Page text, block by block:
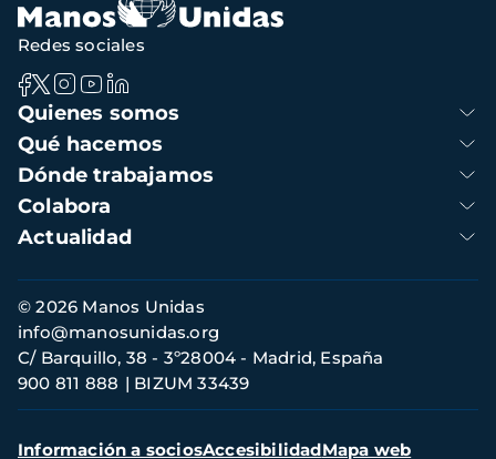
Navegación
principal
Quienes somos
Qué hacemos
Dónde trabajamos
Colabora
Actualidad
Redes sociales
Información
de
contacto
© 2026 Manos Unidas
C/ Barquillo, 38 - 3º28004 - Madrid, España
900 811 888
BIZUM 33439
info@manosunidas.org
Menú
Información a sociosAccesibilidadMapa web